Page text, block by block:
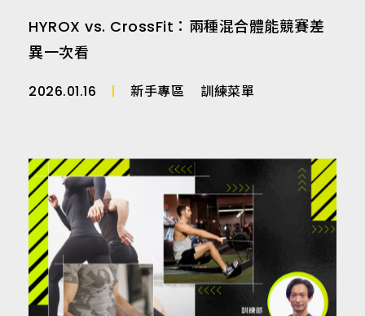
HYROX vs. CrossFit：兩種混合體能競賽差
異一次看
2026.01.16 新手專區 訓練菜單